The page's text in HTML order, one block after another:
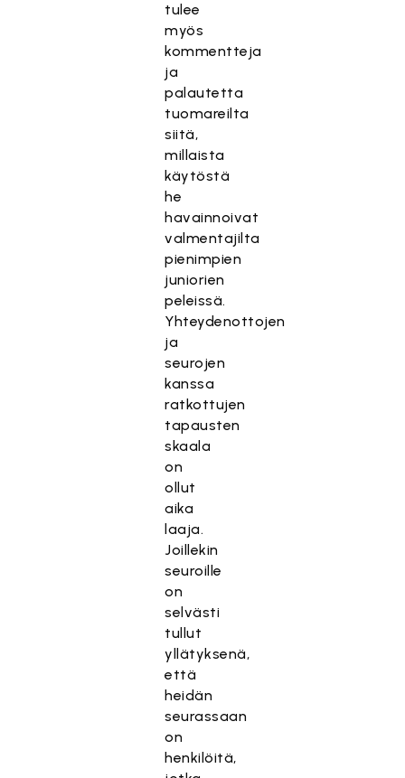
tulee
myös
kommentteja
ja
palautetta
tuomareilta
siitä,
millaista
käytöstä
he
havainnoivat
valmentajilta
pienimpien
juniorien
peleissä.
Yhteydenottojen
ja
seurojen
kanssa
ratkottujen
tapausten
skaala
on
ollut
aika
laaja.
Joillekin
seuroille
on
selvästi
tullut
yllätyksenä,
että
heidän
seurassaan
on
henkilöitä,